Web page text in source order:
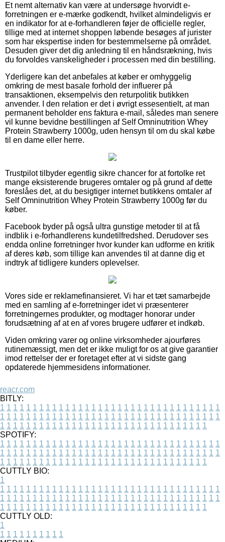
Et nemt alternativ kan være at undersøge hvorvidt e-
forretningen er e-mærke godkendt, hvilket almindeligvis er
en indikator for at e-forhandleren føjer de officielle regler,
tillige med at internet shoppen løbende besøges af jurister
som har ekspertise inden for bestemmelserne på området.
Desuden giver det dig anledning til en håndsrækning, hvis
du forvoldes vanskeligheder i processen med din bestilling.
Yderligere kan det anbefales at køber er omhyggelig
omkring de mest basale forhold der influerer på
transaktionen, eksempelvis den returpolitik butikken
anvender. I den relation er det i øvrigt essesentielt, at man
permanent beholder ens faktura e-mail, således man senere
vil kunne bevidne bestillingen af Self Omninutrition Whey
Protein Strawberry 1000g, uden hensyn til om du skal købe
til en dame eller herre.
Trustpilot tilbyder egentlig sikre chancer for at fortolke ret
mange eksisterende brugeres omtaler og på grund af dette
foreslåes det, at du besigtiger internet butikkens omtaler af
Self Omninutrition Whey Protein Strawberry 1000g før du
køber.
Facebook byder på også ultra gunstige metoder til at få
indblik i e-forhandlerens kundetilfredshed. Derudover ses
endda online forretninger hvor kunder kan udforme en kritik
af deres køb, som tillige kan anvendes til at danne dig et
indtryk af tidligere kunders oplevelser.
Vores side er reklamefinansieret. Vi har et tæt samarbejde
med en samling af e-forretninger idet vi præsenterer
forretningernes produkter, og modtager honorar under
forudsætning af at en af vores brugere udfører et indkøb.
Viden omkring varer og online virksomheder ajourføres
rutinemæssigt, men det er ikke muligt for os at give garantier
imod rettelser der er foretaget efter at vi sidste gang
opdaterede hjemmesidens informationer.
reacr.com
BITLY:
1 1 1 1 1 1 1 1 1 1 1 1 1 1 1 1 1 1 1 1 1 1 1 1 1 1 1 1 1 1 1 1 1 1
1 1 1 1 1 1 1 1 1 1 1 1 1 1 1 1 1 1 1 1 1 1 1 1 1 1 1 1 1 1 1 1 1 1
1 1 1 1 1 1 1 1 1 1 1 1 1 1 1 1 1 1 1 1 1 1 1 1 1 1 1 1 1 1 1 1
SPOTIFY:
1 1 1 1 1 1 1 1 1 1 1 1 1 1 1 1 1 1 1 1 1 1 1 1 1 1 1 1 1 1 1 1 1 1
1 1 1 1 1 1 1 1 1 1 1 1 1 1 1 1 1 1 1 1 1 1 1 1 1 1 1 1 1 1 1 1 1 1
1 1 1 1 1 1 1 1 1 1 1 1 1 1 1 1 1 1 1 1 1 1 1 1 1 1 1 1 1 1 1 1
CUTTLY BIO:
1
1 1 1 1 1 1 1 1 1 1 1 1 1 1 1 1 1 1 1 1 1 1 1 1 1 1 1 1 1 1 1 1 1 1
1 1 1 1 1 1 1 1 1 1 1 1 1 1 1 1 1 1 1 1 1 1 1 1 1 1 1 1 1 1 1 1 1 1
1 1 1 1 1 1 1 1 1 1 1 1 1 1 1 1 1 1 1 1 1 1 1 1 1 1 1 1 1 1 1 1
CUTTLY OLD:
1
1 1 1 1 1 1 1 1 1 1